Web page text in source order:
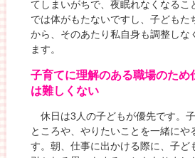
てしまいがちで、夜眠れなくなるこ
では体がもたないですし、子どもた
から、そのあたり私自身も調整しな
ます。
子育てに理解のある職場のため
は難しくない
休日は3人の子どもが優先です。
ところや、やりたいことを一緒にや
す。朝、仕事に出かける際に、子ど